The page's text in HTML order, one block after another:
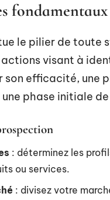
le pilier de toute
actions visant à
son efficacité, une
phase initiale de
: déterminez les
ou services.
: divisez votre